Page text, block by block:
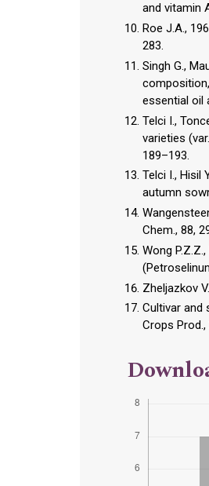
and vitamin
Roe J.A.,
283.
Singh G.,
essential oil
Telci I.,
varieties
189–193.
Telci I., Hisil
autumn
Chem., 88,
Wong
Zheljazkov
Cultivar and
Crops